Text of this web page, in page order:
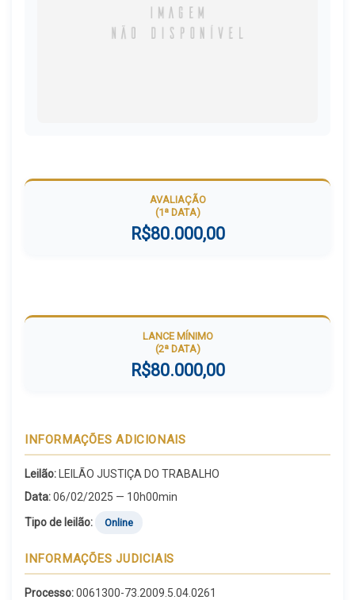
AVALIAÇÃO
(1ª DATA)
R$80.000,00
LANCE MÍNIMO
(2ª DATA)
R$80.000,00
INFORMAÇÕES ADICIONAIS
Leilão:LEILÃO JUSTIÇA DO TRABALHO
Data:06/02/2025 — 10h00min
Tipo de leilão: Online
INFORMAÇÕES JUDICIAIS
Processo:0061300-73.2009.5.04.0261